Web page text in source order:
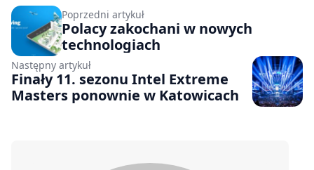
Poprzedni artykuł
Polacy zakochani w nowych
technologiach
Następny artykuł
Finały 11. sezonu Intel Extreme
Masters ponownie w Katowicach